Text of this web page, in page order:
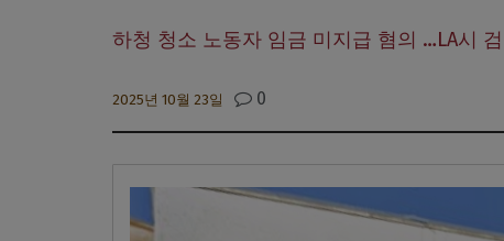
하청 청소 노동자 임금 미지급 혐의 …LA시
2025년 10월 23일 0